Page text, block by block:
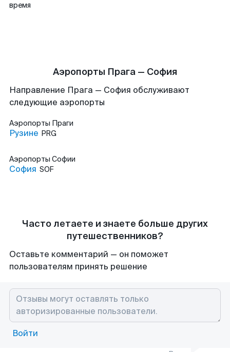
время
Аэропорты Прага — София
Направление Прага — София обслуживают
следующие аэропорты
Аэропорты Праги
Рузине PRG
Аэропорты Софии
София SOF
Часто летаете и знаете больше других
путешественников?
Оставьте комментарий — он поможет
пользователям принять решение
Войти